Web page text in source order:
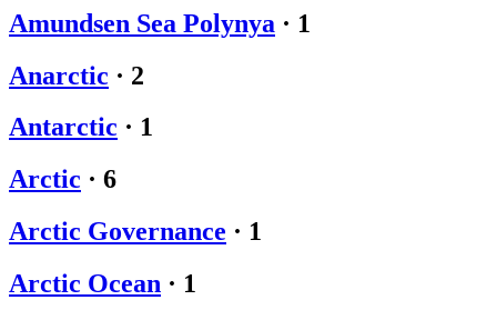
Amundsen Sea Polynya · 1
Anarctic · 2
Antarctic · 1
Arctic · 6
Arctic Governance · 1
Arctic Ocean · 1